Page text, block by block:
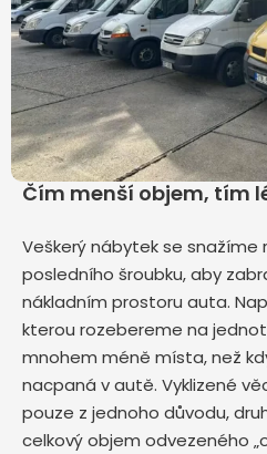
Čím menší objem, tím
Veškerý nábytek se
posledního šroubku, aby
nákladním prostoru auta.
kterou rozebereme na
mnohem méně místa, než
nacpaná v autě. Vyklizené
pouze z jednoho důvodu,
celkový objem odvezeného